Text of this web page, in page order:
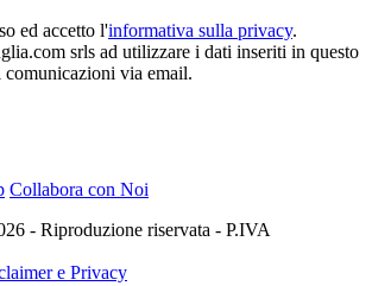
ed accetto l'informativa sulla privacy.
srls ad utilizzare i dati inseriti in questo
via email.
Collabora con Noi
- Riproduzione riservata - P.IVA
e Privacy